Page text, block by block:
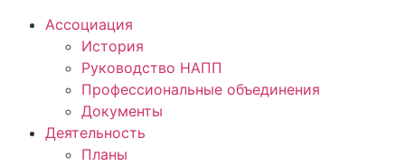
Ассоциация
История
Руководство НАПП
Профессиональные объединения
Документы
Деятельность
Планы